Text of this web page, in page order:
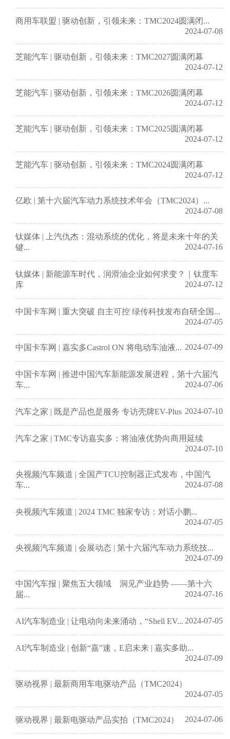
商用车联盟 | 驱动创新，引领未来：TMC2024圆满闭...
2024-07-08
芝能汽车 | 驱动创新，引领未来：TMC2027圆满闭幕
2024-07-12
芝能汽车 | 驱动创新，引领未来：TMC2026圆满闭幕
2024-07-12
芝能汽车 | 驱动创新，引领未来：TMC2025圆满闭幕
2024-07-12
芝能汽车 | 驱动创新，引领未来：TMC2024圆满闭幕
2024-07-12
亿欧 | 第十六届汽车动力系统技术年会（TMC2024）...
2024-07-08
钛媒体 | 上汽仇杰：混动系统的优化，将是未来十年的关
键...
2024-07-16
钛媒体 | 新能源车时代，润滑油企业如何求变？｜钛度车
库
2024-07-12
中国卡车网 | 重大突破 自主可控 绿传科技发布自研全国...
2024-07-05
中国卡车网 | 嘉实多Castrol ON 将电动车油液... 2024-07-09
中国卡车网 | 推进中国汽车新能源发展进程，第十六届汽
车...
2024-07-06
汽车之家 | 既是产品也是服务 专访壳牌EV-Plus 2024-07-10
汽车之家 | TMC专访嘉实多：将油液优势向商用延续
2024-07-10
央视频汽车频道 | 全国产TCU控制器正式发布，中国汽
车...
2024-07-08
央视频汽车频道 | 2024 TMC 独家专访：对话小鹏...
2024-07-05
央视频汽车频道 | 会展动态 | 第十六届汽车动力系统技...
2024-07-09
中国汽车报 | 聚焦五大领域 洞见产业趋势 ——第十六
届...
2024-07-16
AI汽车制造业 | 让电动向未来涌动，“Shell EV... 2024-07-05
AI汽车制造业 | 创新“嘉”速，E启未来 | 嘉实多助...
2024-07-09
驱动视界 | 最新商用车电驱动产品（TMC2024）
2024-07-05
驱动视界 | 最新电驱动产品实拍（TMC2024） 2024-07-06